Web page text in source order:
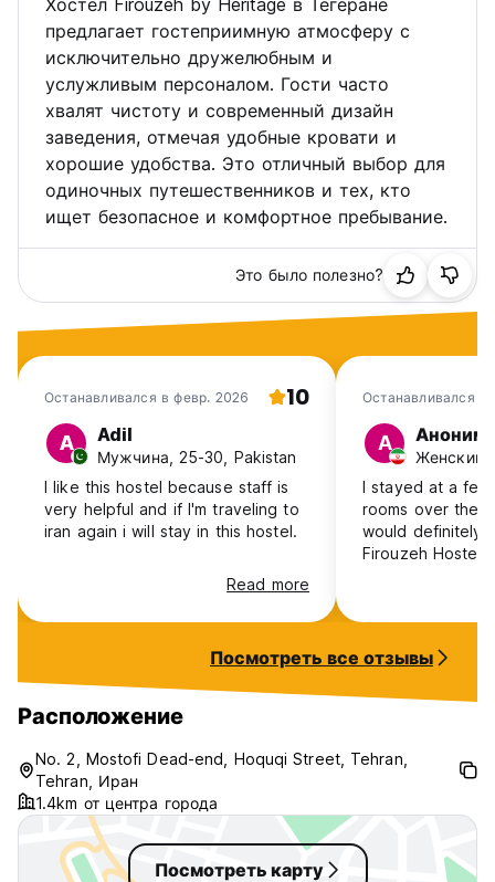
Хостел Firouzeh by Heritage в Тегеране
предлагает гостеприимную атмосферу с
исключительно дружелюбным и
услужливым персоналом. Гости часто
хвалят чистоту и современный дизайн
заведения, отмечая удобные кровати и
хорошие удобства. Это отличный выбор для
одиночных путешественников и тех, кто
ищет безопасное и комфортное пребывание.
Это было полезно?
Останавливался в февр. 2026 10
A Adil
Мужчина, 25-30, Pakistan
I like this hostel because staff is
very helpful and if I'm traveling to
iran again i will stay in this hostel.
Read more
Останавливался в
А
Женский,
I stayed at a
rooms over the
would definitely
Firouzeh Hostel. The place is new
very
also nice
Посмотреть все отзывы
Расположение
No. 2, Mostofi Dead-end, Hoquqi Street, Tehran,
Tehran, Иран
1.4km от центра города
Посмотреть карту